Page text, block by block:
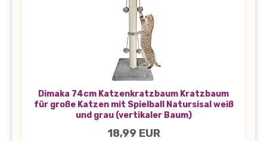
Dimaka 74cm Katzenkratzbaum Kratzbaum
für große Katzen mit Spielball Natursisal weiß
und grau (vertikaler Baum)
18,99 EUR